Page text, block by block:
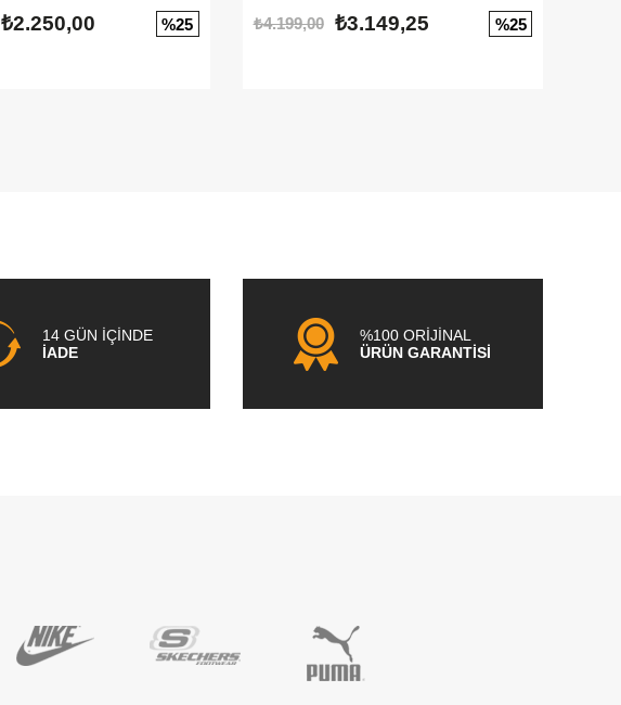
₺2.250,00 %25
₺4.199,00
₺3.149,25 %25
14 GÜN İÇİNDE
İADE
%100 ORİJİNAL
ÜRÜN GARANTİSİ